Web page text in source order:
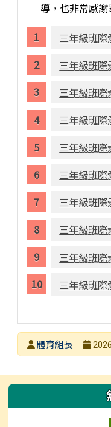
導，也非常感謝
三年級班
三年級班
三年級班
三年級班
三年級班
三年級班
三年級班
三年級班
三年級班
三年級班
發布者
體育組長
左邊區域內容